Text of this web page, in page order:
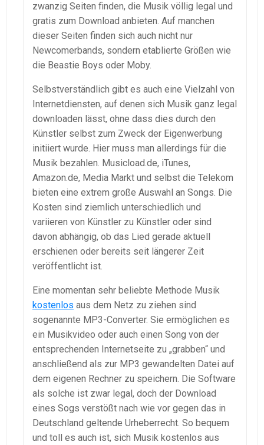
zwanzig Seiten finden, die Musik völlig legal und
gratis zum Download anbieten. Auf manchen
dieser Seiten finden sich auch nicht nur
Newcomerbands, sondern etablierte Größen wie
die Beastie Boys oder Moby.
Selbstverständlich gibt es auch eine Vielzahl von
Internetdiensten, auf denen sich Musik ganz legal
downloaden lässt, ohne dass dies durch den
Künstler selbst zum Zweck der Eigenwerbung
initiiert wurde. Hier muss man allerdings für die
Musik bezahlen. Musicload.de, iTunes,
Amazon.de, Media Markt und selbst die Telekom
bieten eine extrem große Auswahl an Songs. Die
Kosten sind ziemlich unterschiedlich und
variieren von Künstler zu Künstler oder sind
davon abhängig, ob das Lied gerade aktuell
erschienen oder bereits seit längerer Zeit
veröffentlicht ist.
Eine momentan sehr beliebte Methode Musik
kostenlos aus dem Netz zu ziehen sind
sogenannte MP3-Converter. Sie ermöglichen es
ein Musikvideo oder auch einen Song von der
entsprechenden Internetseite zu „grabben“ und
anschließend als zur MP3 gewandelten Datei auf
dem eigenen Rechner zu speichern. Die Software
als solche ist zwar legal, doch der Download
eines Sogs verstößt nach wie vor gegen das in
Deutschland geltende Urheberrecht. So bequem
und toll es auch ist, sich Musik kostenlos aus